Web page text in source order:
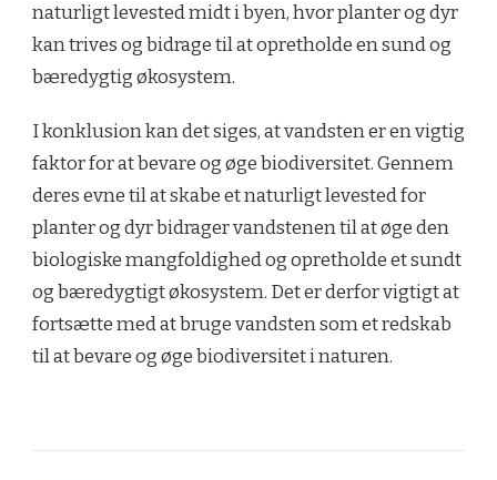
naturligt levested midt i byen, hvor planter og dyr
kan trives og bidrage til at opretholde en sund og
bæredygtig økosystem.
I konklusion kan det siges, at vandsten er en vigtig
faktor for at bevare og øge biodiversitet. Gennem
deres evne til at skabe et naturligt levested for
planter og dyr bidrager vandstenen til at øge den
biologiske mangfoldighed og opretholde et sundt
og bæredygtigt økosystem. Det er derfor vigtigt at
fortsætte med at bruge vandsten som et redskab
til at bevare og øge biodiversitet i naturen.